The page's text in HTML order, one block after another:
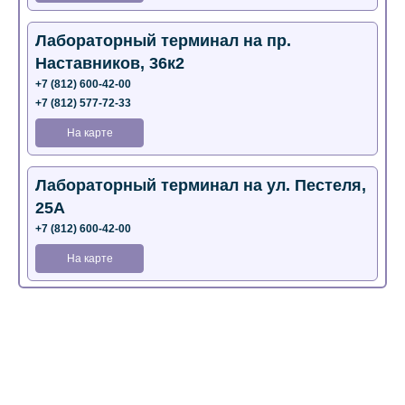
Лабораторный терминал на пр.
Наставников, 36к2
+7 (812) 600-42-00
+7 (812) 577-72-33
На карте
Лабораторный терминал на ул. Пестеля,
25А
+7 (812) 600-42-00
На карте